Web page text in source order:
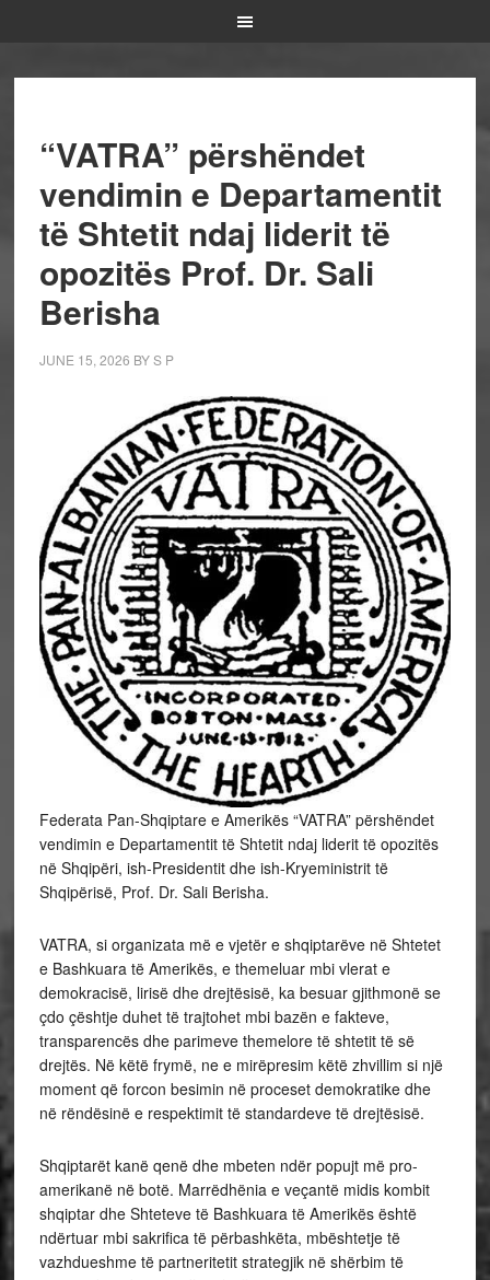
“VATRA” përshëndet
vendimin e Departamentit
të Shtetit ndaj liderit të
opozitës Prof. Dr. Sali
Berisha
JUNE 15, 2026 BYS P
Federata Pan-Shqiptare e Amerikës “VATRA” përshëndet
vendimin e Departamentit të Shtetit ndaj liderit të opozitës
në Shqipëri, ish-Presidentit dhe ish-Kryeministrit të
Shqipërisë, Prof. Dr. Sali Berisha.
VATRA, si organizata më e vjetër e shqiptarëve në Shtetet
e Bashkuara të Amerikës, e themeluar mbi vlerat e
demokracisë, lirisë dhe drejtësisë, ka besuar gjithmonë se
çdo çështje duhet të trajtohet mbi bazën e fakteve,
transparencës dhe parimeve themelore të shtetit të së
drejtës. Në këtë frymë, ne e mirëpresim këtë zhvillim si një
moment që forcon besimin në proceset demokratike dhe
në rëndësinë e respektimit të standardeve të drejtësisë.
Shqiptarët kanë qenë dhe mbeten ndër popujt më pro-
amerikanë në botë. Marrëdhënia e veçantë midis kombit
shqiptar dhe Shteteve të Bashkuara të Amerikës është
ndërtuar mbi sakrifica të përbashkëta, mbështetje të
vazhdueshme të partneritetit strategjik në shërbim të